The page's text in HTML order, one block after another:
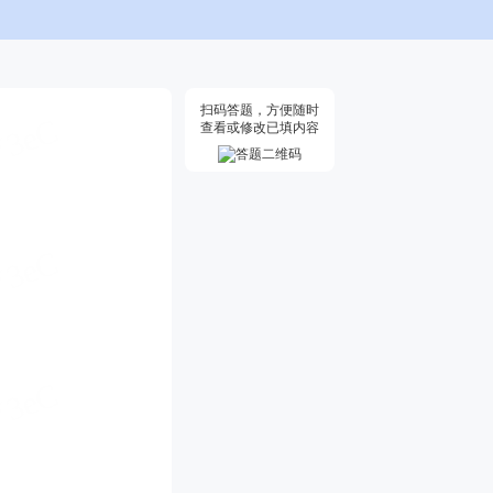
扫码答题，方便随时
查看或修改已填内容